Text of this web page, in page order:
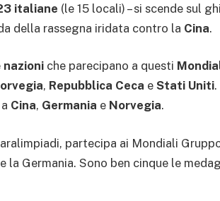
italiane (le 15 locali) – si scende sul
della rassegna iridata contro la Cina.
nazioni che parecipano a questi
, Repubblica Ceca e Stati Uniti
Cina, Germania e Norvegia.
partecipa ai Mondiali
la Germania. Sono ben cinque le